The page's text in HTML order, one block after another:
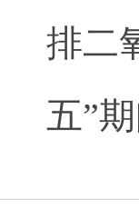
排二
五”